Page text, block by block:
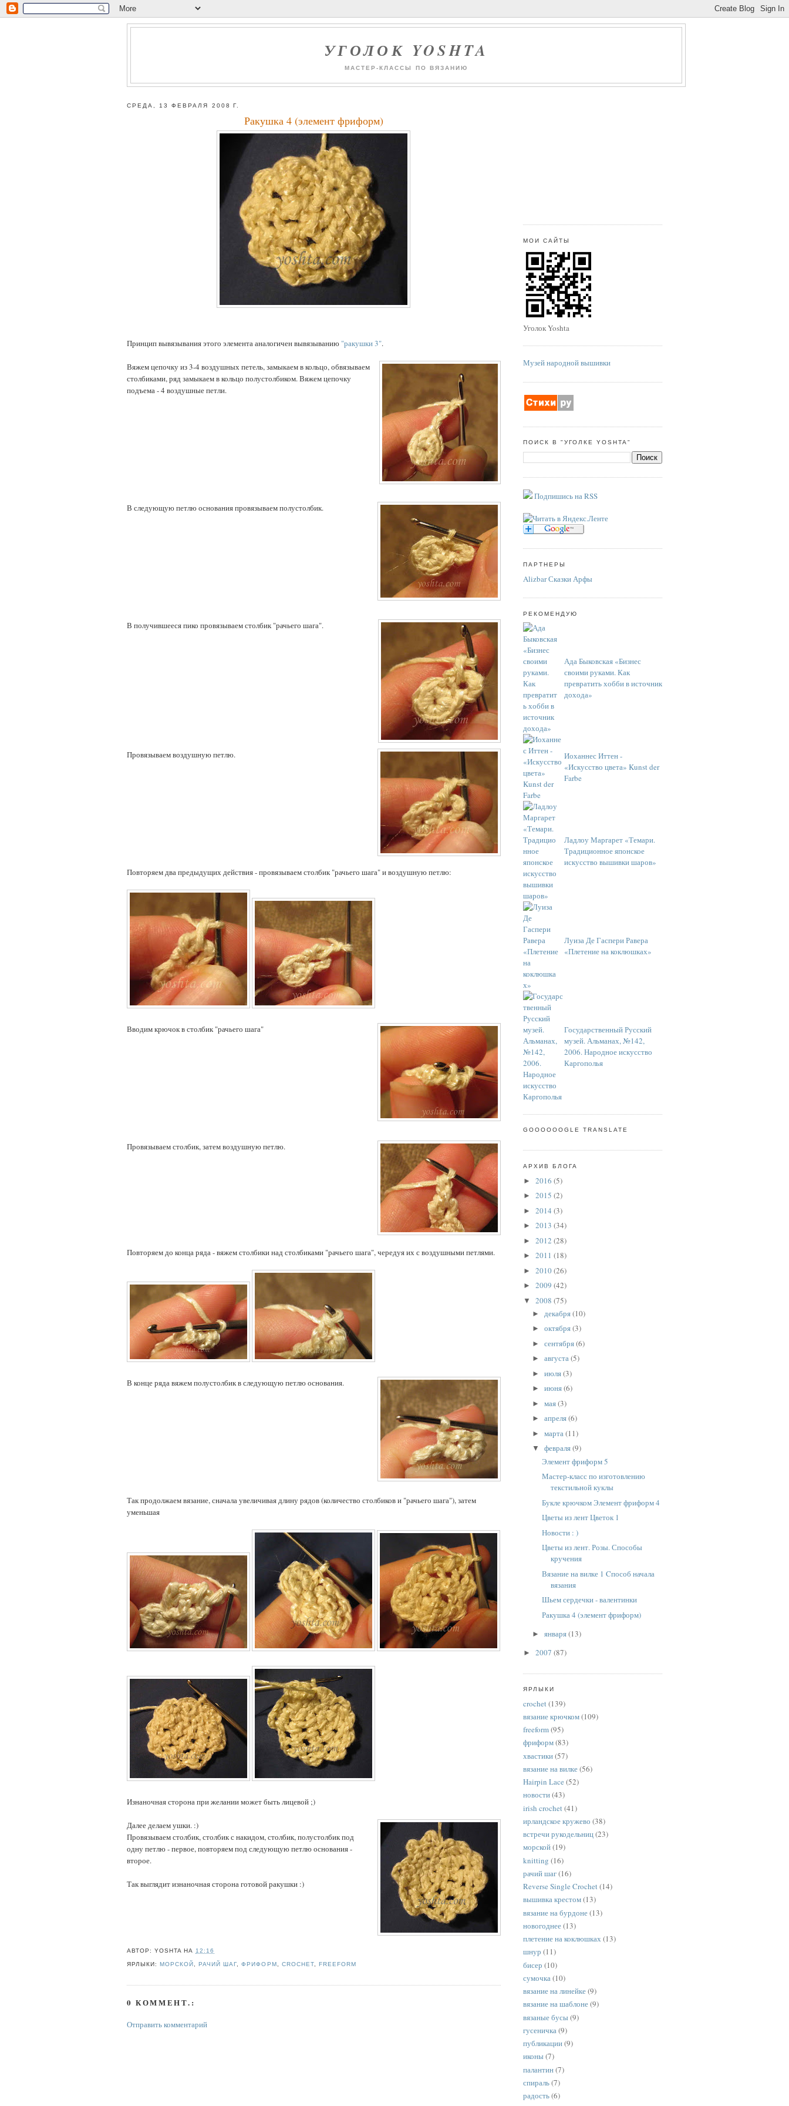
УГОЛОК YOSHTA
МАСТЕР-КЛАССЫ ПО ВЯЗАНИЮ
СРЕДА, 13 ФЕВРАЛЯ 2008 Г.
Ракушка 4 (элемент фриформ)
Принцип вывязывания этого элемента аналогичен вывязыванию "ракушки 3".
Вяжем цепочку из 3-4 воздушных петель, замыкаем в кольцо, обвязываем
столбиками, ряд замыкаем в кольцо полустолбиком. Вяжем цепочку
подъема - 4 воздушные петли.
В следующую петлю основания провязываем полустолбик.
В получившееся пико провязываем столбик "рачьего шага".
Провязываем воздушную петлю.
Повторяем два предыдущих действия - провязываем столбик "рачьего шага" и воздушную петлю:
Вводим крючок в столбик "рачьего шага"
Провязываем столбик, затем воздушную петлю.
Повторяем до конца ряда - вяжем столбики над столбиками "рачьего шага", чередуя их с воздушными петлями.
В конце ряда вяжем полустолбик в следующую петлю основания.
Так продолжаем вязание, сначала увеличивая длину рядов (количество столбиков и "рачьего шага"), затем
уменьшая
Изнаночная сторона при желании может быть лицевой ;)
Далее делаем ушки. :)
Провязываем столбик, столбик с накидом, столбик, полустолбик под
одну петлю - первое, повторяем под следующую петлю основания -
второе.
Так выглядит изнаночная сторона готовой ракушки :)
АВТОР:YOSHTA НА 12:16
ЯРЛЫКИ: МОРСКОЙ , РАЧИЙ ШАГ,ФРИФОРМ , CROCHET, FREEFORM
0 КОММЕНТ.:
Отправить комментарий
МОИ САЙТЫ
Уголок Yoshta
Музей народной вышивки
ПОИСК В "УГОЛКЕ YOSHTA"
Подпишись на RSS
ПАРТНЕРЫ
Alizbar Сказки Арфы
РЕКОМЕНДУЮ
Ада Быковская «Бизнес
своими руками. Как
превратить хобби в источник
дохода»
Иоханнес Иттен -
«Искусство цвета» Kunst der
Farbe
Ладлоу Маргарет «Темари.
Традиционное японское
искусство вышивки шаров»
Луиза Де Гаспери Равера
«Плетение на коклюшках»
Государственный Русский
музей. Альманах, №142,
2006. Народное искусство
Каргополья
GOOOOOOGLE TRANSLATE
АРХИВ БЛОГА
► 2016 (5)
► 2015 (2)
► 2014 (3)
► 2013 (34)
► 2012 (28)
► 2011 (18)
► 2010(26)
► 2009 (42)
▼ 2008 (75)
► декабря(10)
►октября(3)
►сентября(6)
►августа(5)
►июля(3)
►июня(6)
►мая(3)
►апреля(6)
►марта(11)
▼февраля(9)
Элемент фриформ 5
Мастер-класс по изготовлению
текстильной куклы
Букле крючком Элемент фриформ 4
Цветы из лент Цветок 1
Новости : )
Цветы из лент. Розы. Способы
кручения
Вязание на вилке 1 Cпособ начала
вязания
Шьем сердечки - валентинки
Ракушка 4 (элемент фриформ)
►января(13)
► 2007 (87)
ЯРЛЫКИ
crochet(139)
вязание крючком(109)
freeform(95)
фриформ(83)
хвастики(57)
вязание на вилке(56)
Hairpin Lace (52)
новости(43)
irish crochet(41)
ирландское кружево (38)
встречи рукодельниц(23)
морской(19)
knitting (16)
рачий шаг(16)
Reverse Single Crochet(14)
вышивка крестом(13)
вязание на бурдоне(13)
новогоднее(13)
плетение на коклюшках(13)
шнур (11)
бисер (10)
сумочка(10)
вязание на линейке(9)
вязание на шаблоне(9)
вязаные бусы(9)
гусеничка(9)
публикации(9)
иконы(7)
палантин(7)
спираль(7)
радость(6)